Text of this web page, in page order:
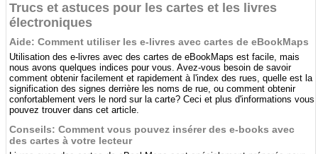
Trucs et astuces pour les cartes et les livres
électroniques
Aide: Comment utiliser les e-livres avec cartes de eBookMaps
Utilisation des e-livres avec des cartes de eBookMaps est facile, mais
nous avons quelques indices pour vous. Avez-vous besoin de savoir
comment obtenir facilement et rapidement à l'index des rues, quelle est la
signification des signes derrière les noms de rue, ou comment obtenir
confortablement vers le nord sur la carte? Ceci et plus d'informations vous
pouvez trouver dans cet article.
Conseils: Comment vous pouvez insérer des e-books avec
des cartes à votre lecteur